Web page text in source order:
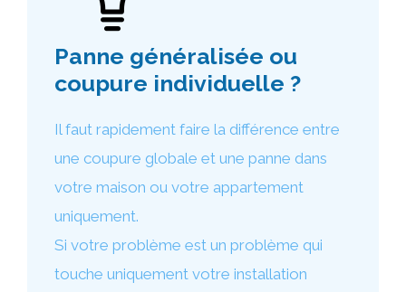
Panne généralisée ou
coupure individuelle ?
Il faut rapidement faire la différence entre
une coupure globale et une panne dans
votre maison ou votre appartement
uniquement.
Si votre problème est un problème qui
touche uniquement votre installation